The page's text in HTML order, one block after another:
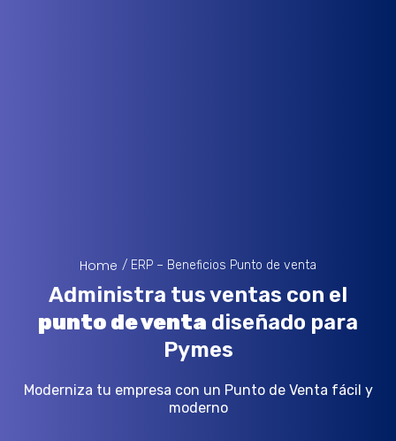
Home / ERP – Beneficios Punto de venta
Administra tus ventas con el
punto de venta diseñado para
Pymes
Moderniza tu empresa con un Punto de Venta fácil y
moderno